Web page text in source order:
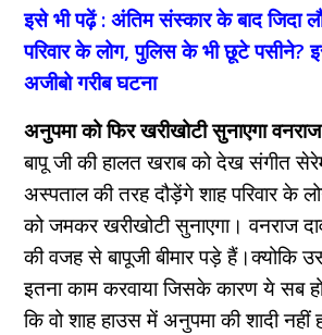
इसे भी पढ़ें : अंतिम संस्कार के बाद जिदा
परिवार के लोग, पुलिस के भी छूटे पसीने?
अजीबो गरीब घटना
अनुपमा को फिर खरीखोटी सुनाएगा
बापू जी की हालत खराब को देख संगीत
अस्पताल की तरह दौड़ेंगे शाह परिवार के
को जमकर खरीखोटी सुनाएगा। वनराज
की वजह से बापूजी बीमार पड़े हैं।क्योकि
इतना काम करवाया जिसके कारण ये सब
कि वो शाह हाउस में अनुपमा की शादी नहीं